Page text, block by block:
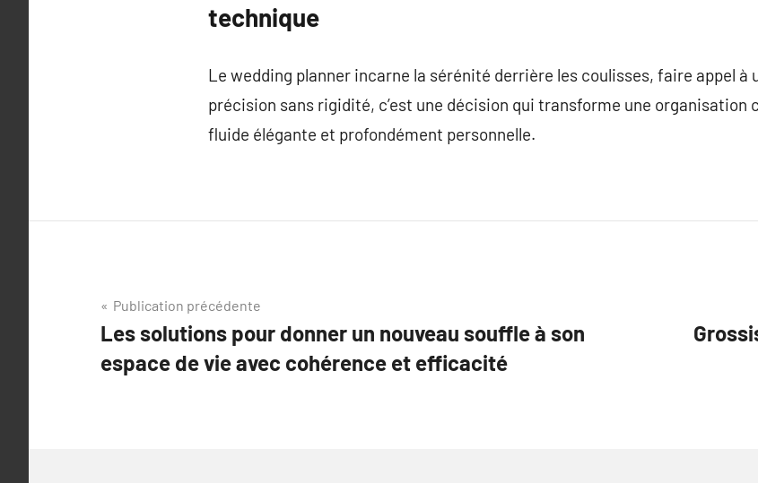
technique
Le wedding planner incarne la sérénité derrière les coulisses, faire appel à
précision sans rigidité, c’est une décision qui transforme une organisation
fluide élégante et profondément personnelle.
Navigation
de
l’article
Publication précédente
Les solutions pour donner un nouveau souffle à son
espace de vie avec cohérence et efficacité